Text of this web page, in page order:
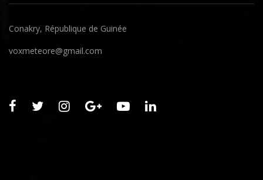
Conakry, République de Guinée
voxmeteore@gmail.com